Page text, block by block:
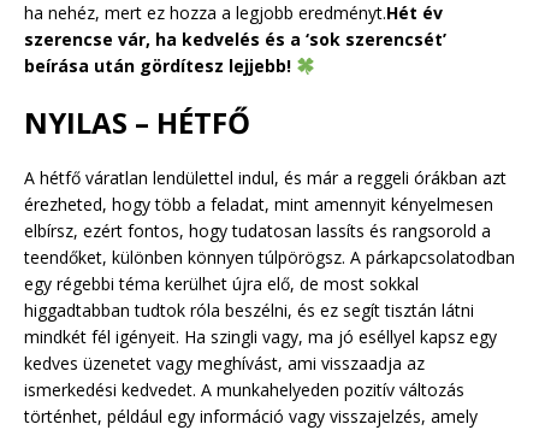
ha nehéz, mert ez hozza a legjobb eredményt.Hét év
szerencse vár, ha kedvelés és a ‘sok szerencsét’
beírása után gördítesz lejjebb!
NYILAS – HÉTFŐ
A hétfő váratlan lendülettel indul, és már a reggeli órákban azt
érezheted, hogy több a feladat, mint amennyit kényelmesen
elbírsz, ezért fontos, hogy tudatosan lassíts és rangsorold a
teendőket, különben könnyen túlpörögsz. A párkapcsolatodban
egy régebbi téma kerülhet újra elő, de most sokkal
higgadtabban tudtok róla beszélni, és ez segít tisztán látni
mindkét fél igényeit. Ha szingli vagy, ma jó eséllyel kapsz egy
kedves üzenetet vagy meghívást, ami visszaadja az
ismerkedési kedvedet. A munkahelyeden pozitív változás
történhet, például egy információ vagy visszajelzés, amely